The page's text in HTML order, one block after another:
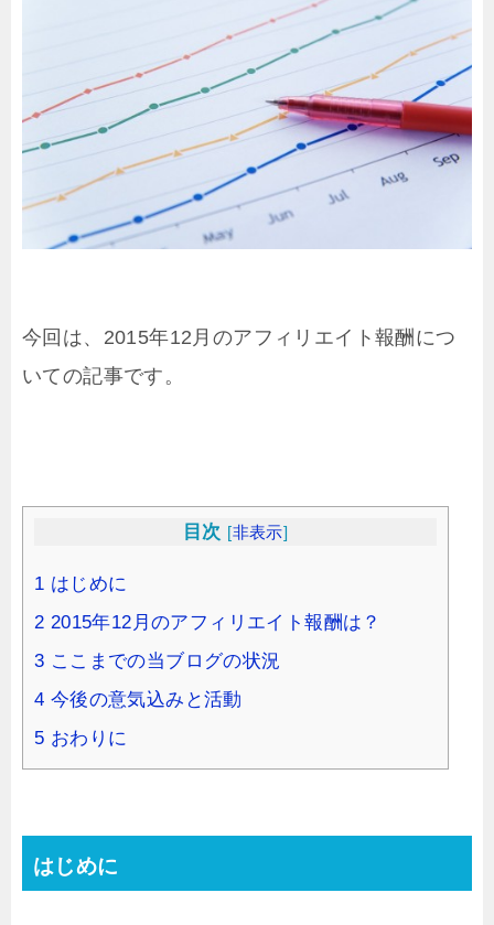
今回は、2015年12月のアフィリエイト報酬につ
いての記事です。
目次 [非表示]
1 はじめに
2 2015年12月のアフィリエイト報酬は？
3 ここまでの当ブログの状況
4 今後の意気込みと活動
5 おわりに
はじめに